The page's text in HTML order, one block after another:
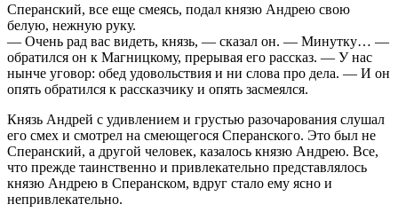
Сперанский, все еще смеясь, подал князю Андрею свою
белую, нежную руку.
— Очень рад вас видеть, князь, — сказал он. — Минутку… —
обратился он к Магницкому, прерывая его рассказ. — У нас
нынче уговор: обед удовольствия и ни слова про дела. — И он
опять обратился к рассказчику и опять засмеялся.
Князь Андрей с удивлением и грустью разочарования слушал
его смех и смотрел на смеющегося Сперанского. Это был не
Сперанский, а другой человек, казалось князю Андрею. Все,
что прежде таинственно и привлекательно представлялось
князю Андрею в Сперанском, вдруг стало ему ясно и
непривлекательно.